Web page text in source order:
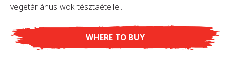
GYIK
vegetáriánus wok tésztaétellel.
WHERE TO BUY